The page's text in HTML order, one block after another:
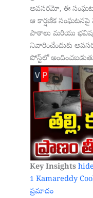
అవసరమో, ఈ
ఆ కార్షణిక సంఘటనపై
పాఠాలు మరియు
నివారించేందుకు
పోస్ట్‌లో
Key Insights hide
1 Kamareddy
ప్రమాదం